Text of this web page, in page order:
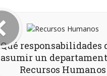
Qué responsabilidades
asumir un
Recursos Humanos